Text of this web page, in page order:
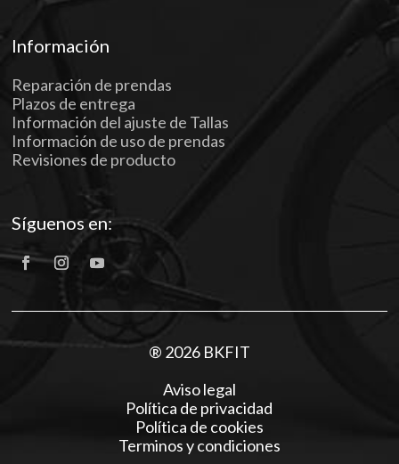
Información
Reparación de prendas
Plazos de entrega
Información del ajuste de Tallas
Información de uso de prendas
Revisiones de producto
Síguenos en:
® 2026 BKFIT
Aviso legal
Política de privacidad
Política de cookies
Terminos y condiciones